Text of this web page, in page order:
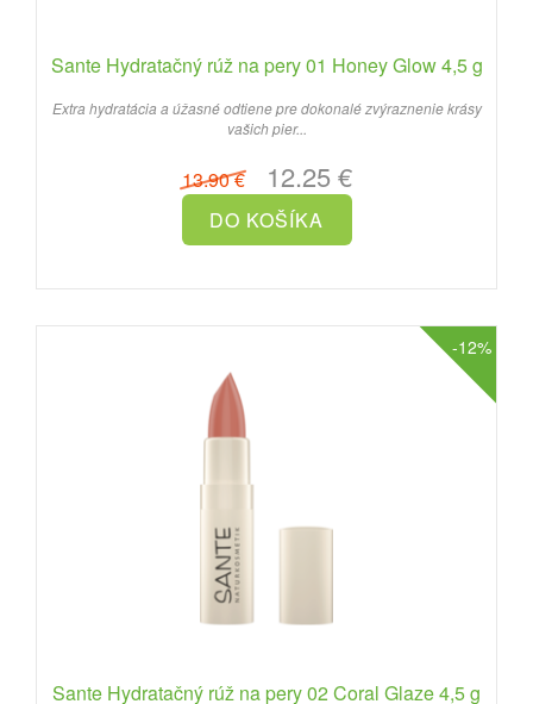
Sante Hydratačný rúž na pery 01 Honey Glow 4,5 g
Extra hydratácia a úžasné odtiene pre dokonalé zvýraznenie krásy
vašich pier...
13.90 €12.25 €
-12%
Sante Hydratačný rúž na pery 02 Coral Glaze 4,5 g